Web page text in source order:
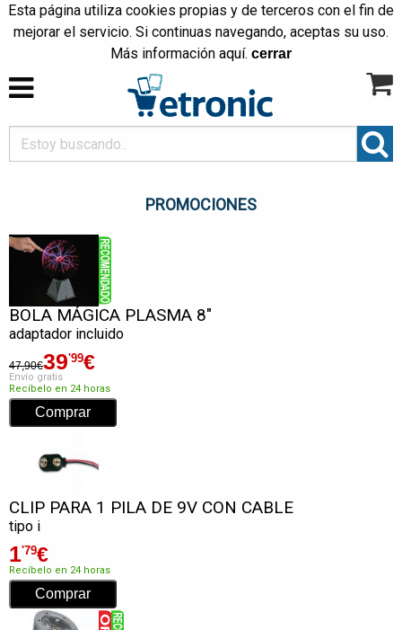
Esta página utiliza cookies propias y de terceros con el fin de
mejorar el servicio. Si continuas navegando, aceptas su uso.
Más información aquí. cerrar
PROMOCIONES
BOLA MÁGICA PLASMA 8"
adaptador incluido
47,90€39'99€
Envío gratis
Recíbelo en 24 horas
CLIP PARA 1 PILA DE 9V CON CABLE
tipo i
1'79€
Recíbelo en 24 horas